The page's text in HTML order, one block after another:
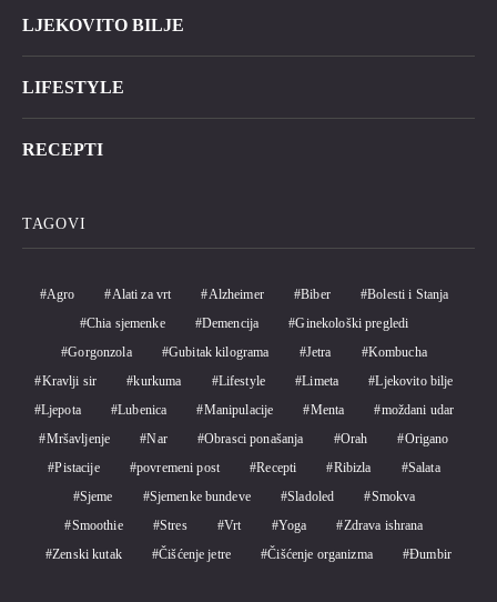
LJEKOVITO BILJE
LIFESTYLE
RECEPTI
TAGOVI
Agro Alati za vrt Alzheimer Biber
Bolesti i Stanja
Chia sjemenke
Demencija
Ginekološki pregledi
Gorgonzola
Gubitak kilograma Jetra
Kombucha
Kravlji sir
kurkuma Lifestyle Limeta
Ljekovito bilje
Ljepota
Lubenica Manipulacije Menta
moždani udar
Mršavljenje
Nar Obrasci ponašanja Orah
Origano
Pistacije
povremeni post Recepti Ribizla
Salata
Sjeme
Sjemenke bundeve Sladoled
Smokva
Smoothie
Stres Vrt Yoga
Zdrava ishrana
Zenski kutak
Čišćenje jetre Čišćenje organizma Đumbir